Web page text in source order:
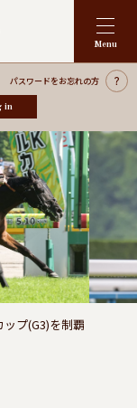
in
パスワードをお忘れの方
プ(G3)を制覇